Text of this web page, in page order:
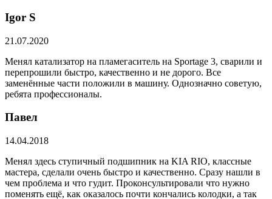
​Igor S
21.07.2020
Менял катализатор на пламегаситель на Sportage 3, сварили и
перепрошили быстро, качественно и не дорого. Все
заменённые части положили в машину. Однозначно советую,
ребята профессионалы.
Павел
14.04.2018
Менял здесь ступичный подшипник на KIA RIO, классные
мастера, сделали очень быстро и качественно. Сразу нашли в
чем проблема и что гудит. Проконсультировали что нужно
поменять ещё, как оказалось почти кончались колодки, а так